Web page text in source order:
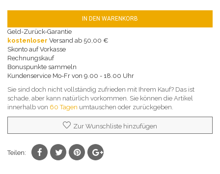
IN DEN WARENKORB
Geld-Zurück-Garantie
kostenloser Versand ab 50,00 €
Skonto auf Vorkasse
Rechnungskauf
Bonuspunkte sammeln
Kundenservice Mo-Fr von 9.00 - 18.00 Uhr
Sie sind doch nicht vollständig zufrieden mit Ihrem Kauf? Das ist
schade, aber kann natürlich vorkommen. Sie können die Artikel
innerhalb von 60 Tagen umtauschen oder zurückgeben.
Zur Wunschliste hinzufügen
Teilen: